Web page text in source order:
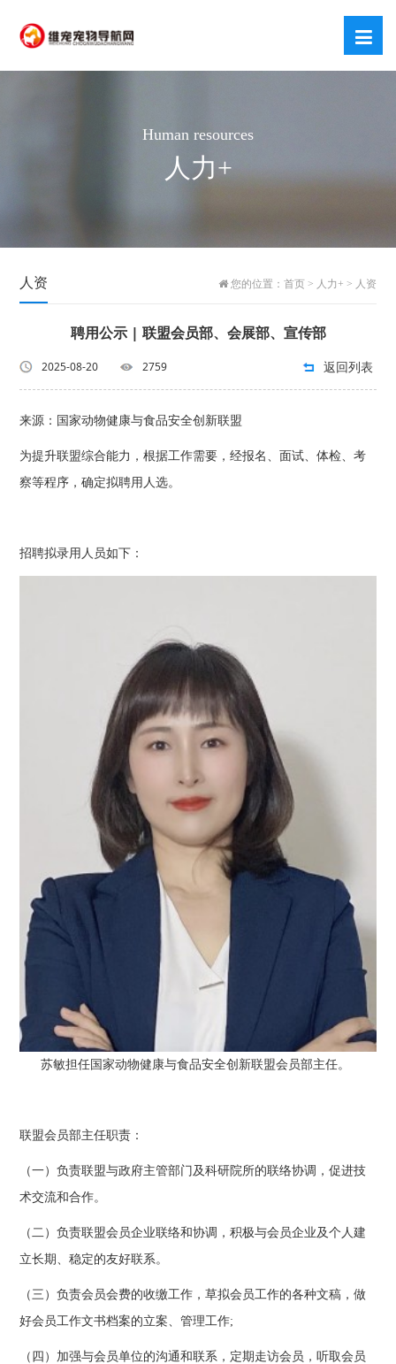
Human resources
人力+
人资 您的位置： 首页> 人力+ > 人资
聘用公示 | 联盟会员部、会展部、宣传部
2025-08-20 2759 返回列表
来源：国家动物健康与食品安全创新联盟
为提升联盟综合能力，根据工作需要，经报名、面试、体检、考
察等程序，确定拟聘用人选。
招聘拟录用人员如下：
苏敏担任国家动物健康与食品安全创新联盟会员部主任。
联盟会员部主任职责：
（一）负责联盟与政府主管部门及科研院所的联络协调，促进技
术交流和合作。
（二）负责联盟会员企业联络和协调，积极与会员企业及个人建
立长期、稳定的友好联系。
（三）负责会员会费的收缴工作，草拟会员工作的各种文稿，做
好会员工作文书档案的立案、管理工作;
（四）加强与会员单位的沟通和联系，定期走访会员，听取会员